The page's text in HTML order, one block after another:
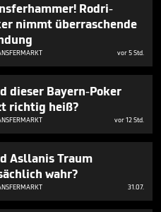
Rodri-
nimmt überraschende
vor 5 Std.
dieser Bayern-Poker
richtig heiß?
vor 12 Std.
Asllanis Traum
wahr?
31.07.